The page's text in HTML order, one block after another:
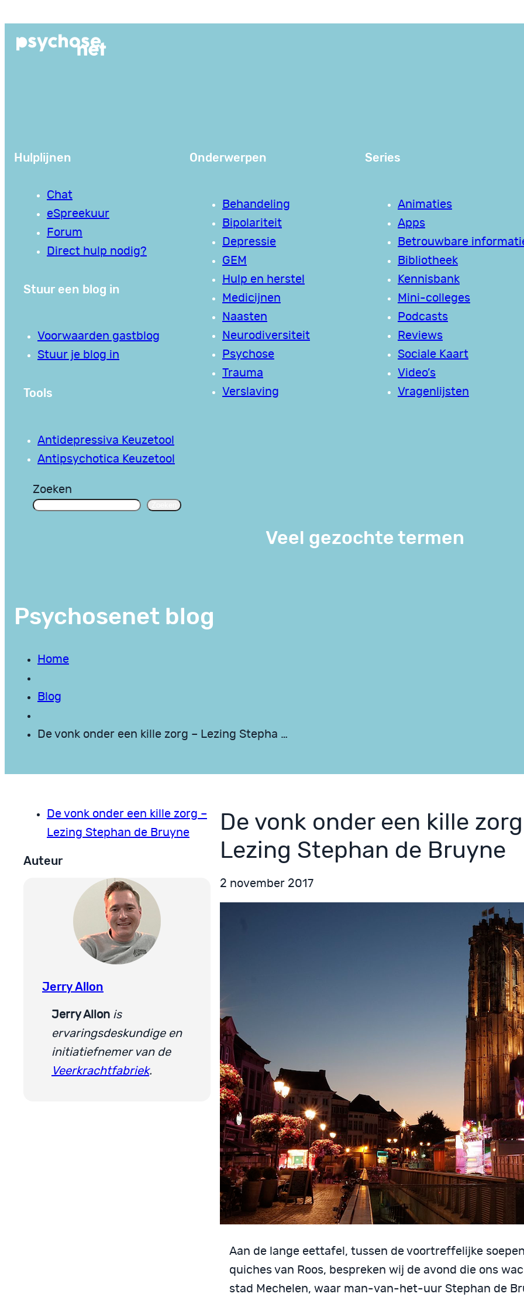
de
Hulplijnen
Chat
eSpreekuur
Forum
Direct hulp nodig?
Stuur een blog in
Voorwaarden gastblog
Stuur je blog in
Tools
Antidepressiva Keuzetool
Antipsychotica Keuzetool
Onderwerpen
Behandeling
Bipolariteit
Depressie
GEM
Hulp en herstel
Medicijnen
Naasten
Neurodiversiteit
Psychose
Trauma
Verslaving
Series
Animaties
Apps
Betrouwbare
Bibliotheek
Kennisbank
Mini-colleges
Podcasts
Reviews
Sociale Kaart
Video’s
Vragenlijsten
Zoeken
Veel gezochte termen
Psychosenet blog
Home
Blog
De vonk onder een kille zorg – Lezing Stepha …
De vonk onder een kille zorg –
Lezing Stephan de Bruyne
Auteur
Jerry Allon
Jerry Allon is
ervaringsdeskundige en
initiatiefnemer van de
Veerkrachtfabriek.
De vonk onder een kille
Lezing Stephan de Bruyne
2 november 2017
Aan de lange eettafel, tussen de voortreffelijke
quiches van Roos, bespreken wij de avond die ons
stad Mechelen, waar man-van-het-uur Stephan de